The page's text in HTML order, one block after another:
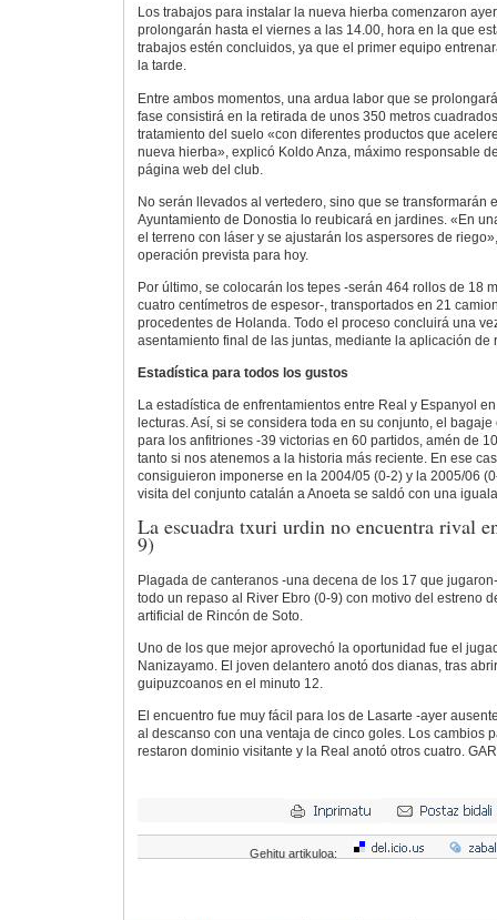
Los trabajos para instalar la nueva hierba comenzaron
prolongarán hasta el viernes a las 14.00, hora en la que
trabajos estén concluidos, ya que el primer equipo
la tarde.
Entre ambos momentos, una ardua labor que se
fase consistirá en la retirada de unos 350 metros
tratamiento del suelo «con diferentes productos que
nueva hierba», explicó Koldo Anza, máximo responsable
página web del club.
No serán llevados al vertedero, sino que se transformarán
Ayuntamiento de Donostia lo reubicará en jardines. «En
el terreno con láser y se ajustarán los aspersores de
operación prevista para hoy.
Por último, se colocarán los tepes -serán 464 rollos de 18
cuatro centímetros de espesor-, transportados en 21
procedentes de Holanda. Todo el proceso concluirá una
asentamiento final de las juntas, mediante la aplicación de
Estadística para todos los gustos
La estadística de enfrentamientos entre Real y Espanyol
lecturas. Así, si se considera toda en su conjunto, el
para los anfitriones -39 victorias en 60 partidos, amén de
tanto si nos atenemos a la historia más reciente. En ese
consiguieron imponerse en la 2004/05 (0-2) y la 2005/06
visita del conjunto catalán a Anoeta se saldó con una
La escuadra txuri urdin no encuentra rival
9)
Plagada de canteranos -una decena de los 17 que
todo un repaso al River Ebro (0-9) con motivo del estreno
artificial de Rincón de Soto.
Uno de los que mejor aprovechó la oportunidad fue el
Nanizayamo. El joven delantero anotó dos dianas, tras
guipuzcoanos en el minuto 12.
El encuentro fue muy fácil para los de Lasarte -ayer
al descanso con una ventaja de cinco goles. Los cambios
restaron dominio visitante y la Real anotó otros cuatro.
Gehitu artikuloa: